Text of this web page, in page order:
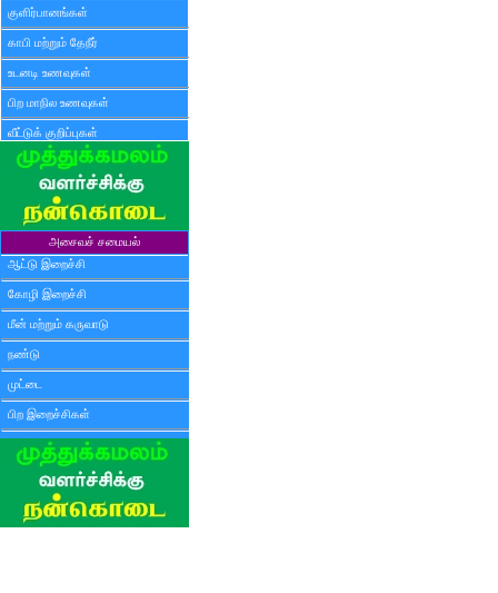
குளிர்பானங்கள்
காபி மற்றும் தேநீர்
உடனடி உணவுகள்
பிற மாநில உணவுகள்
வீட்டுக் குறிப்புகள்
அசைவச் சமையல்
ஆட்டு இறைச்சி
கோழி இறைச்சி
மீன் மற்றும் கருவாடு
நண்டு
முட்டை
பிற இறைச்சிகள்